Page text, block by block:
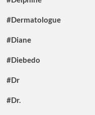
#Dermatologue
#Diane
#Diebedo
#Dr
#Dr.